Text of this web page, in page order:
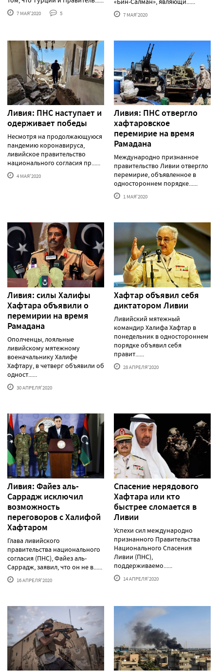
7 МАЯ'2020 5 7 МАЯ'2020
Ливия: ПНС наступает и
одерживает победы
Несмотря на продолжающуюся
пандемию коронавируса,
ливийское правительство
национального согласия пр......
4 МАЯ'2020
Ливия: ПНС отвергло
хафтаровское
перемирие на время
Рамадана
Международно признанное
правительство Ливии отвергло
перемирие, объявленное в
одностороннем порядке......
1 МАЯ'2020
Ливия: силы Халифы
Хафтара объявили о
перемирии на время
Рамадана
Ополченцы, лояльные
ливийскому мятежному
военачальнику Халифе
Хафтару, в четверг объявили об
одност......
30 АПРЕЛЯ'2020
Хафтар объявил себя
диктатором Ливии
Ливийский мятежный
командир Халифа Хафтар в
понедельник в одностороннем
порядке объявил себя
правит......
28 АПРЕЛЯ'2020
Ливия: Файез аль-
Саррадж исключил
возможность
переговоров с Халифой
Хафтаром
Глава ливийского
правительства национального
согласия (ПНС), Файез аль-
Саррадж, заявил, что он не в......
16 АПРЕЛЯ'2020
Спасение нерядового
Хафтара или кто
быстрее сломается в
Ливии
Успехи сил международно
признанного Правительства
Национального Спасения
Ливии (ПНС),
поддерживаемо......
14 АПРЕЛЯ'2020